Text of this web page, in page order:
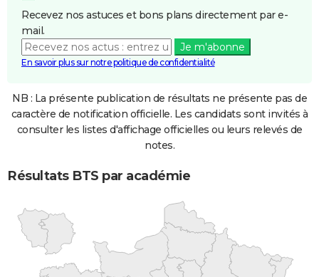
Recevez nos astuces et bons plans directement par e-
mail.
Je m'abonne
En savoir plus sur notre politique de confidentialité
NB : La présente publication de résultats ne présente pas de
caractère de notification officielle. Les candidats sont invités à
consulter les listes d'affichage officielles ou leurs relevés de
notes.
Résultats BTS par académie